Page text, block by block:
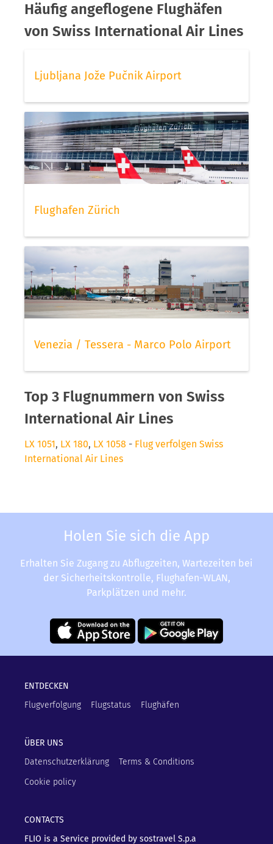
Häufig angeflogene Flughäfen
von Swiss International Air Lines
Ljubljana Jože Pučnik Airport
Flughafen Zürich
Venezia / Tessera - Marco Polo Airport
Top 3 Flugnummern von Swiss
International Air Lines
LX 1051, LX 180, LX 1058 - Flug verfolgen Swiss
International Air Lines
Holen Sie sich die App
Erhalten Sie Zugang zu Abflugzeiten, Wartezeiten bei
der Sicherheitskontrolle, Flughafen-WLAN,
Parkplätzen und mehr.
ENTDECKEN
Flugverfolgung
Flugstatus Flughäfen
ÜBER UNS
Datenschutzerklärung
Terms & Conditions
Cookie policy
CONTACTS
FLIO is a Service provided by sostravel S.p.a